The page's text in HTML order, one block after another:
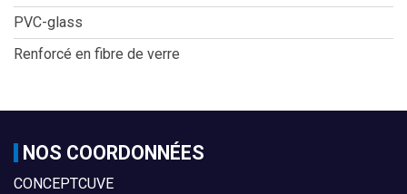
PVC-glass
Renforcé en fibre de verre
NOS COORDONNÉES
CONCEPTCUVE